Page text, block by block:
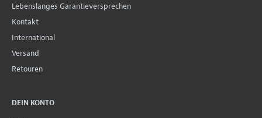
Lebenslanges Garantieversprechen
Kontakt
International
Versand
Retouren
DEIN KONTO